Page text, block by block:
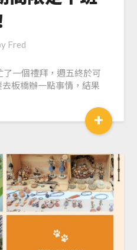
Fred
一個禮拜，週五終於可
板橋辦一點事情，結果
+